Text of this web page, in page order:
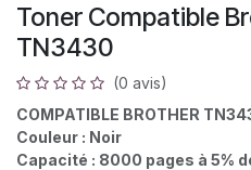
Toner Compatible
TN3430
(0 avis)
COMPATIBLE BROTHER
Couleur : Noir
Capacité : 8000 pages à 5%